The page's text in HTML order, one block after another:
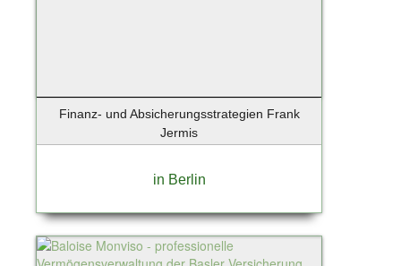
Finanz- und Absicherungsstrategien Frank
Jermis
in Berlin